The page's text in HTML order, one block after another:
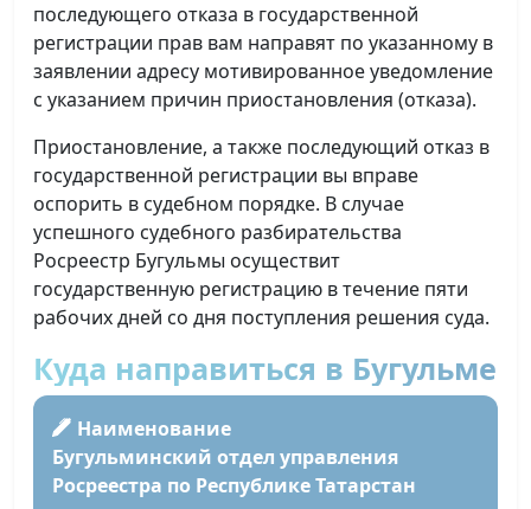
последующего отказа в государственной
регистрации прав вам направят по указанному в
заявлении адресу мотивированное уведомление
с указанием причин приостановления (отказа).
Приостановление, а также последующий отказ в
государственной регистрации вы вправе
оспорить в судебном порядке. В случае
успешного судебного разбирательства
Росреестр Бугульмы осуществит
государственную регистрацию в течение пяти
рабочих дней со дня поступления решения суда.
Куда направиться в Бугульме
Наименование
Бугульминский отдел управления
Росреестра по Республике Татарстан